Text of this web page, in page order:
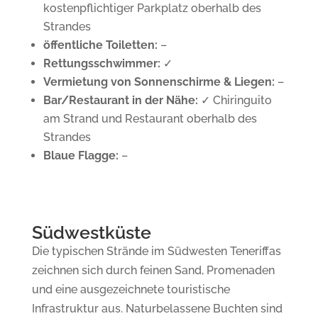
kostenpflichtiger Parkplatz oberhalb des
Strandes
öffentliche Toiletten: –
Rettungsschwimmer: ✓
Vermietung von Sonnenschirme & Liegen: –
Bar/Restaurant in der Nähe: ✓ Chiringuito
am Strand und Restaurant oberhalb des
Strandes
Blaue Flagge: –
Südwestküste
Die typischen Strände im Südwesten Teneriffas
zeichnen sich durch feinen Sand, Promenaden
und eine ausgezeichnete touristische
Infrastruktur aus. Naturbelassene Buchten sind